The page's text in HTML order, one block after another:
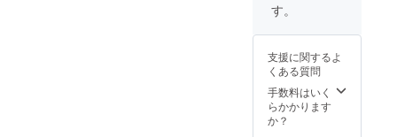
「宇都
トスタ
ジオ
studioS
OLPHソ
す。
支援に関するよ
くある質問
手数料はいく
らかかります
か？